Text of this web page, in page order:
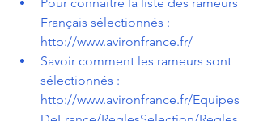
Français sélectionnés :
http://www.avironfrance.fr/
Savoir comment les rameurs sont
sélectionnés :
http://www.avironfrance.fr/Equipes